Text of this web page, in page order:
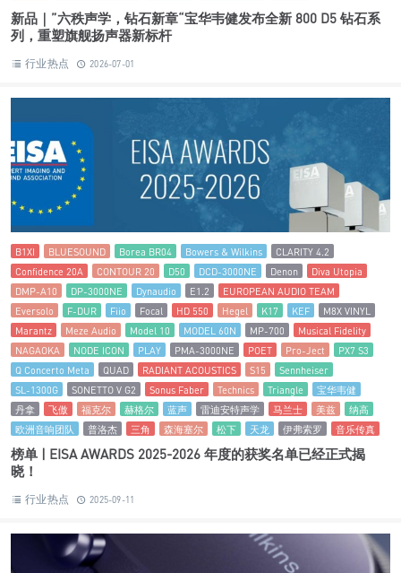
新品｜”六秩声学，钻石新章“宝华韦健发布全新 800 D5 钻石系
列，重塑旗舰扬声器新标杆
行业热点 2026-07-01
B1XI BLUESOUND Borea BR04 Bowers & Wilkins
CLARITY 4.2
Confidence 20A
CONTOUR 20 D50 DCD-3000NE Denon
Diva Utopia
DMP-A10
DP-3000NE Dynaudio E1.2
EUROPEAN AUDIO TEAM
Eversolo
F-DUR Fiio Focal HD 550 Hegel K17 KEF
M8X VINYL
Marantz
Meze Audio Model 10 MODEL 60N MP-700
Musical Fidelity
NAGAOKA
NODE ICON PLAY PMA-3000NE POET Pro-Ject
PX7 S3
Q Concerto Meta
QUAD RADIANT ACOUSTICS S15
Sennheiser
SL-1300G
SONETTO V G2 Sonus Faber Technics Triangle
宝华韦健
丹拿
飞傲 福克尔 赫格尔 蓝声 雷迪安特声学 马兰士 美兹
纳高
欧洲音响团队
普洛杰 三角 森海塞尔 松下 天龙 伊弗索罗 音乐传真
榜单 | EISA AWARDS 2025-2026 年度的获奖名单已经正式揭
晓！
行业热点 2025-09-11